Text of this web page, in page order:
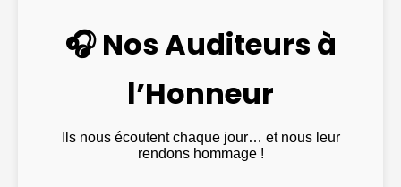
🎧 Nos Auditeurs à
l’Honneur
Ils nous écoutent chaque jour… et nous leur
rendons hommage !